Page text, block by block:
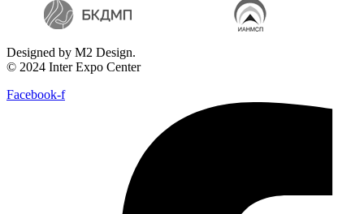
Designed by M2 Design.
© 2024 Inter Expo Center
Facebook-f